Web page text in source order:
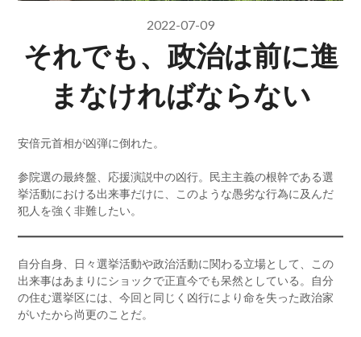
2022-07-09
それでも、政治は前に進
まなければならない
安倍元首相が凶弾に倒れた。
参院選の最終盤、応援演説中の凶行。民主主義の根幹である選
挙活動における出来事だけに、このような愚劣な行為に及んだ
犯人を強く非難したい。
自分自身、日々選挙活動や政治活動に関わる立場として、この
出来事はあまりにショックで正直今でも呆然としている。自分
の住む選挙区には、今回と同じく凶行により命を失った政治家
がいたから尚更のことだ。